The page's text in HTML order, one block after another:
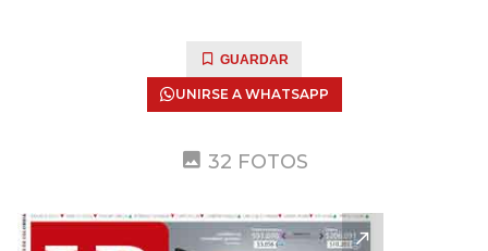
GUARDAR
UNIRSE A WHATSAPP
32 FOTOS